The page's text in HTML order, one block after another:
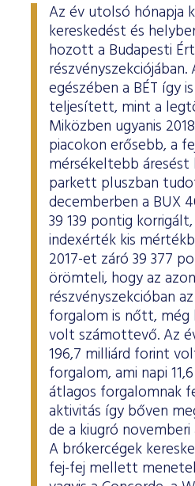
Az év utolsó hónapja
kereskedést és
hozott a Budapesti
részvényszekciójában.
egészében a BÉT így
teljesített, mint a
Miközben ugyanis
piacokon erősebb, a
mérsékeltebb
parkett pluszban
decemberben a BUX
39 139 pontig
indexérték kis
2017-et záró 39 377
örömteli, hogy az
részvényszekcióban
forgalom is nőtt, még
volt számottevő. Az
196,7 milliárd forint
forgalom, ami napi
átlagos forgalomnak
aktivitás így bőven
de a kiugró
A brókercégek
fej-fej mellett